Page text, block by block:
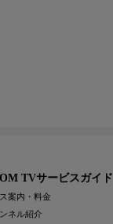
TVサービスガイド
案内・料金
ネル紹介